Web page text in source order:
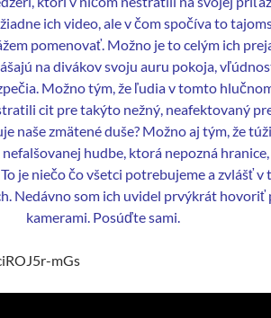
ich video, ale v čom spočíva to
pomenovať. Možno je to celým ich
na divákov svoju auru pokoja,
Možno tým, že ľudia v tomto
cit pre takýto nežný, neafektovaný
naše zmätené duše? Možno aj tým, že
hudbe, ktorá nepozná hranice,
je niečo čo všetci potrebujeme a zvlášť v
Nedávno som ich uvidel prvýkrát hovoriť
kamerami. Posúďte sami.
mGs